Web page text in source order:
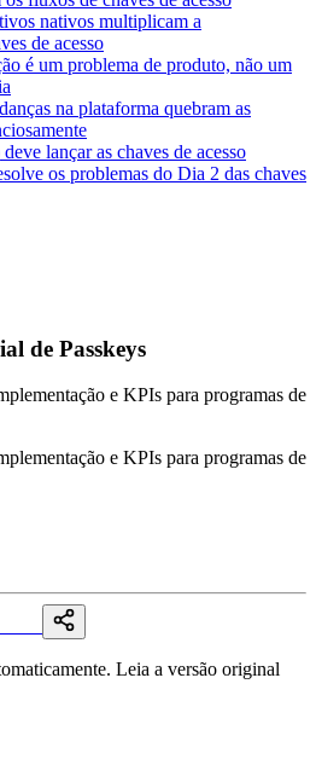
nativos multiplicam a
de acesso
é um problema de produto, não um
na plataforma quebram as
lançar as chaves de acesso
os problemas do Dia 2 das chaves
de Passkeys
e KPIs para programas de
e KPIs para programas de
Leia a versão original